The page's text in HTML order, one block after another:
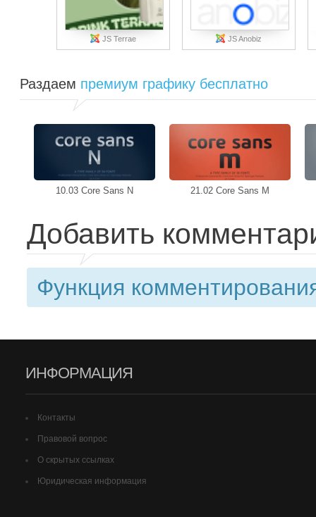
JS Terrae JS Anobiz
Раздаем премиум графику бесплатно
10.03 Core Sans N 21.02 Core Sans M
Добавить
Функция
ИНФОРМАЦИЯ
Контакты
Правовой вопрос
О скрытых ссылках
Юридическая информация